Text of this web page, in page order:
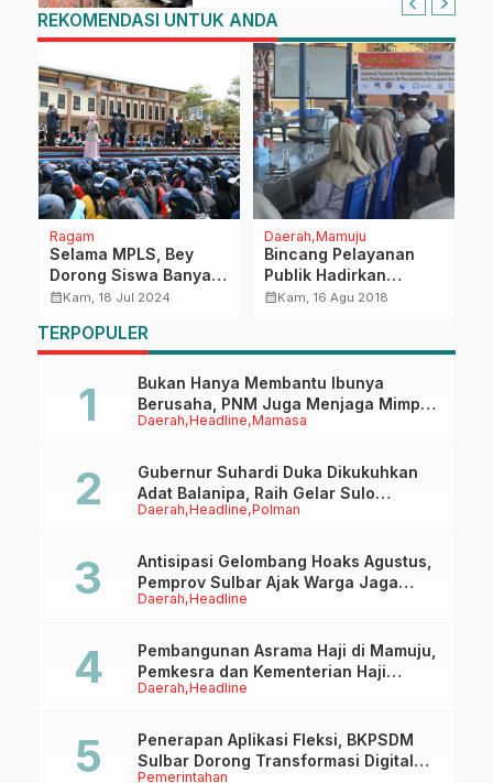
REKOMENDASI UNTUK ANDA
Ragam
Selama MPLS, Bey
Dorong Siswa Banyak
Komunikasi dengan
calendar_monthKam, 18 Jul 2024
Daerah Mamuju
Bincang Pelayanan
Publik Hadirkan
Ombudsman
calendar_monthKam, 16 Agu 2018
TERPOPULER
Daerah Headline Mamasa
Bukan Hanya Membantu Ibunya
Berusaha, PNM Juga Menjaga Mimpi
Anaknya Untuk Menggapai Cita-Cita
Daerah Headline Polman
Gubernur Suhardi Duka Dikukuhkan
Adat Balanipa, Raih Gelar Sulo
Tappidena
Daerah Headline
Antisipasi Gelombang Hoaks Agustus,
Pemprov Sulbar Ajak Warga Jaga
Ruang Digital
Daerah Headline
Pembangunan Asrama Haji di Mamuju,
Pemkesra dan Kementerian Haji
Sulbar Tinjau Lokasi
Pemerintahan
Penerapan Aplikasi Fleksi, BKPSDM
Sulbar Dorong Transformasi Digital